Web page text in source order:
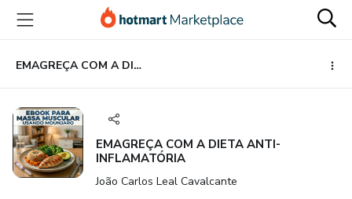
para
conteúdo
principal
para
pagamento
para
rodapé
EMAGREÇA COM A DIETA ANTI-INFLAMATÓRIA
EMAGREÇA COM A DIETA ANTI-
INFLAMATÓRIA
João Carlos Leal Cavalcante